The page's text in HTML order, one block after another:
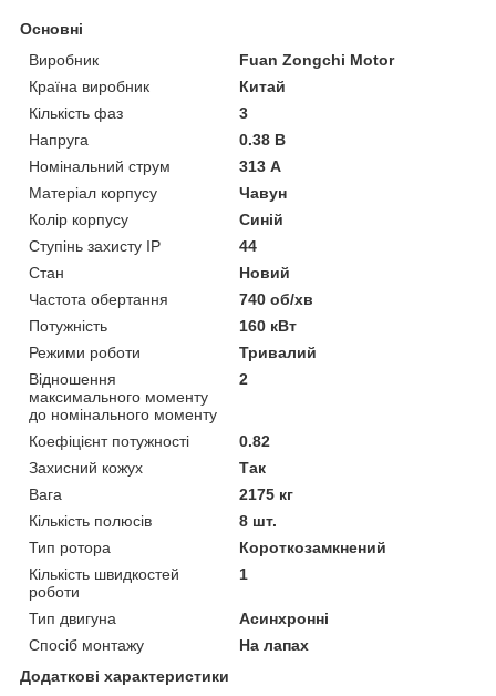
Основні
Виробник
Fuan Zongchi Motor
Країна виробник
Китай
Кількість фаз
3
Напруга
0.38 В
Номінальний струм
313 А
Матеріал корпусу
Чавун
Колір корпусу
Синій
Ступінь захисту IP
44
Стан
Новий
Частота обертання
740 об/хв
Потужність
160 кВт
Режими роботи
Тривалий
Відношення
максимального моменту
до номінального моменту
2
Коефіцієнт потужності
0.82
Захисний кожух
Так
Вага
2175 кг
Кількість полюсів
8 шт.
Тип ротора
Короткозамкнений
Кількість швидкостей
роботи
1
Тип двигуна
Асинхронні
Спосіб монтажу
На лапах
Додаткові характеристики